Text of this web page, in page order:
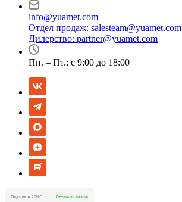
info@yuamet.com
Отдел продаж: salesteam@yuamet.com
Дилерство: partner@yuamet.com
Пн. – Пт.: с 9:00 до 18:00